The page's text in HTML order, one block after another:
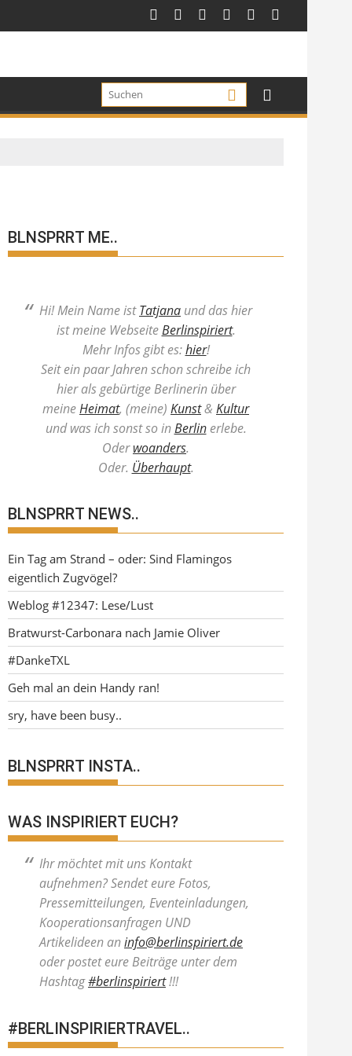
BLNSPRRT ME..
Hi! Mein Name istTatjana und das hier
ist meine WebseiteBerlinspiriert.
Mehr Infos gibt es:hier!
Seit ein paar Jahren schon schreibe ich
hier als gebürtige Berlinerin über
meineHeimat, (meine) Kunst& Kultur
und was ich sonst so inBerlinerlebe.
Oderwoanders.
Oder. Überhaupt.
BLNSPRRT NEWS..
Ein Tag am Strand – oder: Sind Flamingos
eigentlich Zugvögel?
Weblog #12347: Lese/Lust
Bratwurst-Carbonara nach Jamie Oliver
#DankeTXL
Geh mal an dein Handy ran!
sry, have been busy..
BLNSPRRT INSTA..
WAS INSPIRIERT EUCH?
Ihr möchtet mit uns Kontakt
aufnehmen? Sendet eure Fotos,
Pressemitteilungen, Eventeinladungen,
Kooperationsanfragen UND
Artikelideen aninfo@berlinspiriert.de
oder postet eure Beiträge unter dem
Hashtag#berlinspiriert!!!
#BERLINSPIRIERTRAVEL..